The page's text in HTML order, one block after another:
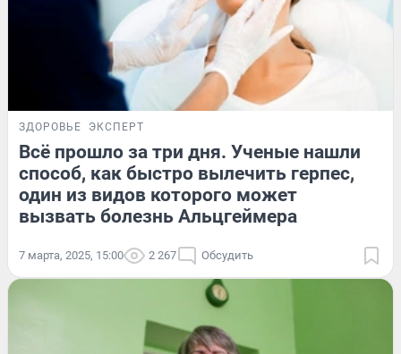
ЗДОРОВЬЕ ЭКСПЕРТ
Всё прошло за три дня. Ученые нашли
способ, как быстро вылечить герпес,
один из видов которого может
вызвать болезнь Альцгеймера
7 марта, 2025, 15:00 2 267 Обсудить